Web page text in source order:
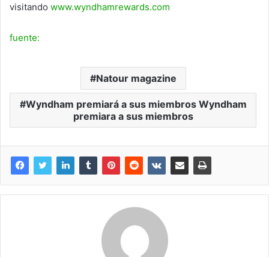
visitando www.wyndhamrewards.com
fuente:
Natour magazine
Wyndham premiará a sus miembros Wyndham
premiara a sus miembros